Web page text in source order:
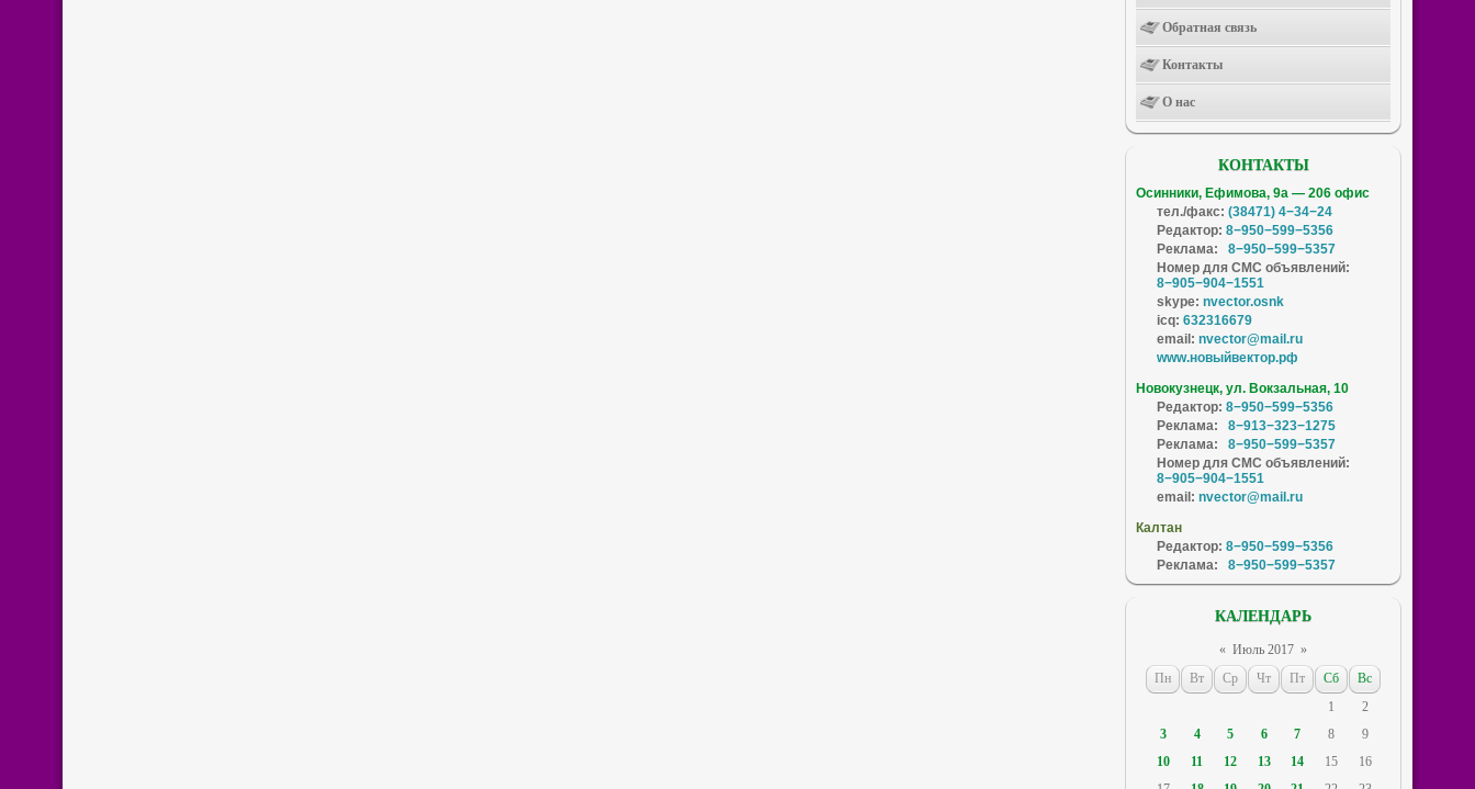
Обратная связь
Контакты
О нас
КОНТАКТЫ
Осинники, Ефимова, 9а — 206 офис
тел./факс: (38471) 4−34−24
Редактор: 8−950−599−5356
Реклама:
8−950−599−5357
Номер для СМС объявлений:
8−905−904−1551
skype: nvector.osnk
icq: 632316679
email: nvector@mail.ru
www.новыйвектор.рф
Новокузнецк, ул. Вокзальная, 10
Редактор: 8−950−599−5356
Реклама:
8−913−323−1275
Реклама:
8−950−599−5357
Номер для СМС объявлений:
8−905−904−1551
email: nvector@mail.ru
Калтан
Редактор: 8−950−599−5356
Реклама:
8−950−599−5357
КАЛЕНДАРЬ
« Июль 2017 »
Пн
Вт Ср Чт Пт Сб
Вс
1
2
3
4 5 6 7 8
9
10
11 12 13 14 15
16